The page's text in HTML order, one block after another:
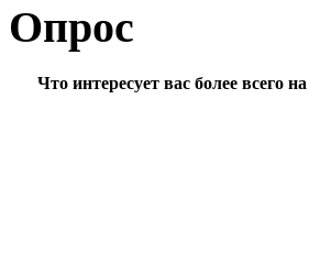
Опрос
Что интересует вас более всего